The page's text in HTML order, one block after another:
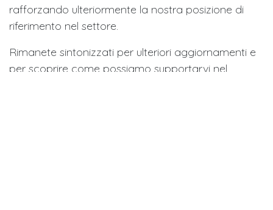
rafforzando ulteriormente la nostra posizione di
riferimento nel settore.
Rimanete sintonizzati per ulteriori aggiornamenti e
per scoprire come possiamo supportarvi nel